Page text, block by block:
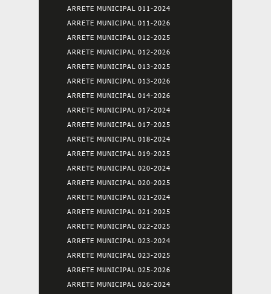
ARRETE MUNICIPAL 011-2024
ARRETE MUNICIPAL 011-2026
ARRETE MUNICIPAL 012-2025
ARRETE MUNICIPAL 012-2026
ARRETE MUNICIPAL 013-2025
ARRETE MUNICIPAL 013-2026
ARRETE MUNICIPAL 014-2026
ARRETE MUNICIPAL 017-2024
ARRETE MUNICIPAL 017-2025
ARRETE MUNICIPAL 018-2024
ARRETE MUNICIPAL 019-2025
ARRETE MUNICIPAL 020-2024
ARRETE MUNICIPAL 020-2025
ARRETE MUNICIPAL 021-2024
ARRETE MUNICIPAL 021-2025
ARRETE MUNICIPAL 022-2025
ARRETE MUNICIPAL 023-2024
ARRETE MUNICIPAL 023-2025
ARRETE MUNICIPAL 025-2026
ARRETE MUNICIPAL 026-2024